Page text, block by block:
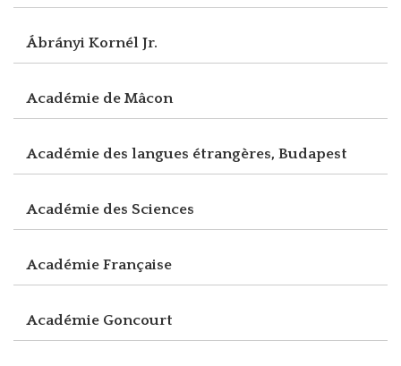
Ábrányi Kornél Jr.
Académie de Mâcon
Académie des langues étrangères, Budapest
Académie des Sciences
Académie Française
Académie Goncourt